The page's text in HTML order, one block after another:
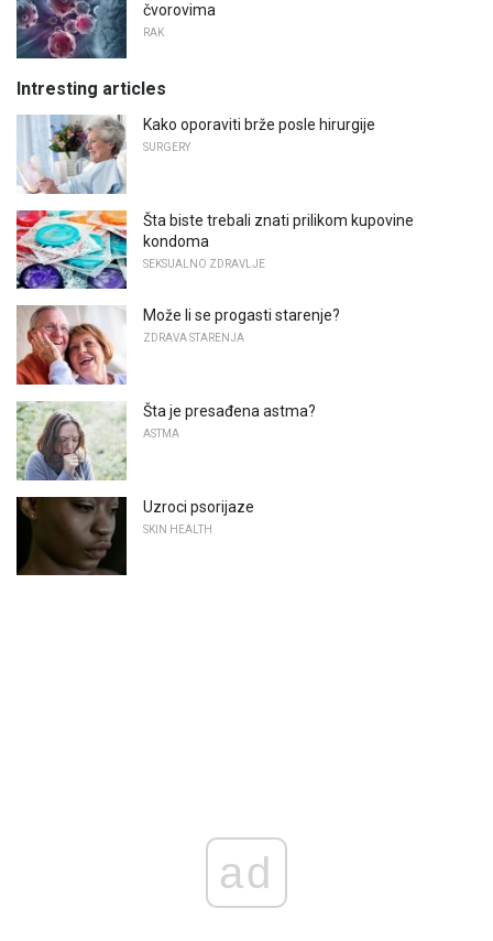
čvorovima
RAK
Intresting articles
Kako oporaviti brže posle hirurgije
SURGERY
Šta biste trebali znati prilikom kupovine
kondoma
SEKSUALNO ZDRAVLJE
Može li se progasti starenje?
ZDRAVA STARENJA
Šta je presađena astma?
ASTMA
Uzroci psorijaze
SKIN HEALTH
ad